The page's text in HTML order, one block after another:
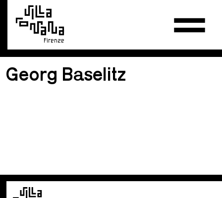
Firenze
Georg Baselitz